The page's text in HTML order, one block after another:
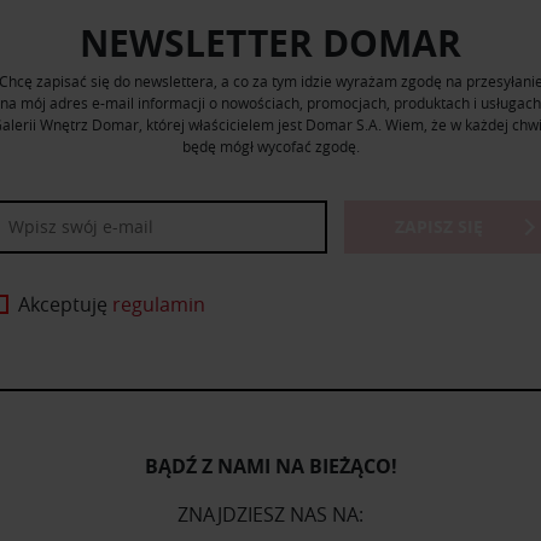
NEWSLETTER DOMAR
zapisać się do newslettera, a co za tym idzie wyrażam zgodę na
na mój adres e-mail informacji o nowościach, promocjach, produktach i usługach
Wnętrz Domar, której właścicielem jest Domar S.A. Wiem, że w każdej
będę mógł wycofać zgodę.
Akceptuję regulamin
BĄDŹ Z NAMI NA BIEŻĄCO!
ZNAJDZIESZ NAS NA: